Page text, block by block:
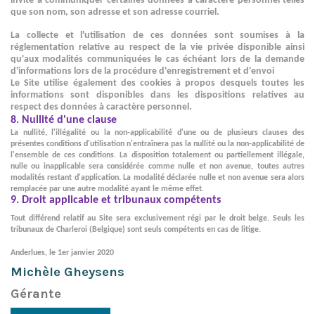
que son nom, son adresse et son adresse courriel.
La collecte et l'utilisation de ces données sont soumises à la
réglementation relative au respect de la vie privée disponible ainsi
qu'aux modalités communiquées le cas échéant lors de la demande
d'informations lors de la procédure d'enregistrement et d'envoi
Le Site utilise également des cookies à propos desquels toutes les
informations sont disponibles dans les dispositions relatives au
respect des données à caractère personnel.
8. Nullité d'une clause
La nullité, l'illégalité ou la non-applicabilité d'une ou de plusieurs clauses des
présentes conditions d'utilisation n'entraînera pas la nullité ou la non-applicabilité de
l'ensemble de ces conditions. La disposition totalement ou partiellement illégale,
nulle ou inapplicable sera considérée comme nulle et non avenue, toutes autres
modalités restant d'application. La modalité déclarée nulle et non avenue sera alors
remplacée par une autre modalité ayant le même effet.
9. Droit applicable et tribunaux compétents
Tout différend relatif au Site sera exclusivement régi par le droit belge. Seuls les
tribunaux de Charleroi (Belgique) sont seuls compétents en cas de litige.
Anderlues, le 1er janvier 2020
Michèle Gheysens
Gérante